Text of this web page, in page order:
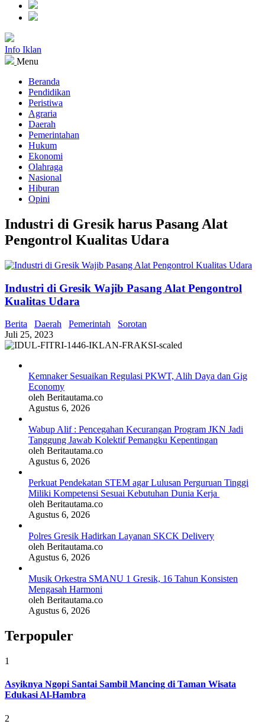
Info Iklan
Menu
Beranda
Pendidikan
Peristiwa
Agraria
Daerah
Pemerintahan
Hukum
Ekonomi
Olahraga
Nasional
Hiburan
Opini
Industri di Gresik harus Pasang Alat
Pengontrol Kualitas Udara
Industri di Gresik Wajib Pasang Alat Pengontrol
Kualitas Udara
Berita Daerah Pemerintah
Sorotan
Juli 25, 2023
Kemnaker Sesuaikan Regulasi PKWT, Alih Daya dan Gig
Economy
oleh Beritautama.co
Agustus 6, 2026
Wabup Alif : Pencegahan Kecurangan Program JKN Jadi
Tanggung Jawab Kolektif Pemangku Kepentingan
oleh Beritautama.co
Agustus 6, 2026
Perkuat Pendekatan STEM agar Lulusan Perguruan Tinggi
Miliki Kompetensi Sesuai Kebutuhan Dunia Kerja
oleh Beritautama.co
Agustus 6, 2026
Polres Gresik Hadirkan Layanan SKCK Delivery
oleh Beritautama.co
Agustus 6, 2026
Musik Orkestra SMANU 1 Gresik, 16 Tahun Konsisten
Mengasah Harmoni
oleh Beritautama.co
Agustus 6, 2026
Terpopuler
1
Asyiknya Ngopi Santai Sambil Mancing di Taman Wisata
Edukasi Al-Hambra
2